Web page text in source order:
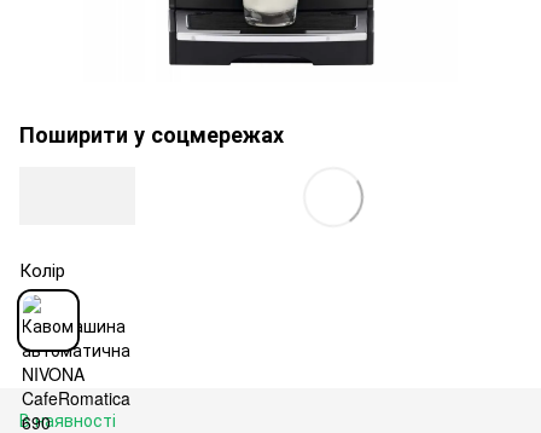
Поширити у соцмережах
Колір
В наявності